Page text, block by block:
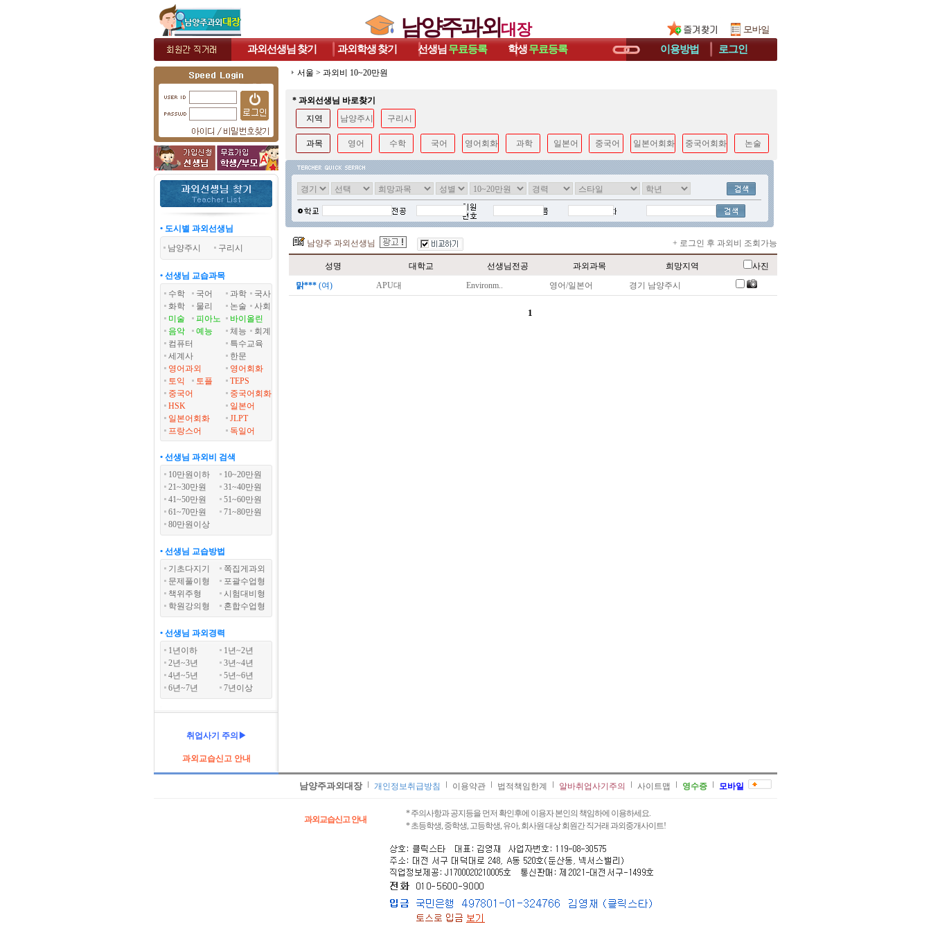
남양주과외대장
과외선생님 찾기 과외학생찾기 선생님 무료등록 학생무료등록 이용방법 로그인
• 도시별 과외선생님
남양주시
구리시
• 선생님 교습과목
수학
국어 과학
국사
화학
물리 논술
사회
미술
피아노
바이올린
음악
예능 체능
회계
컴퓨터
특수교육
세계사
한문
영어과외
영어회화
토익
토플
TEPS
중국어
중국어회화
HSK
일본어
일본어회화
JLPT
프랑스어
독일어
• 선생님 과외비 검색
10만원이하
10~20만원
21~30만원
31~40만원
41~50만원
51~60만원
61~70만원
71~80만원
80만원이상
• 선생님 교습방법
기초다지기
쪽집게과외
문제풀이형
포괄수업형
책위주형
시험대비형
학원강의형
혼합수업형
• 선생님 과외경력
1년이하
1년~2년
2년~3년
3년~4년
4년~5년
5년~6년
6년~7년
7년이상
취업사기 주의▶
과외교습신고 안내
서울 > 과외비 10~20만원
* 과외선생님 바로찾기
지역
남양주시 구리시
과목 영어 수학 국어 영어회화 과학 일본어 중국어 일본어회화 중국어회화 논술
남양주 과외선생님 + 로그인 후 과외비 조회가능
성명 대학교 선생님전공 과외과목 희망지역
사진
맑*** (여) APU대 Environm.. 영어/일본어 경기 남양주시
1
남양주과외대장 개인정보취급방침 이용약관 법적책임한계 알바취업사기주의 사이트맵 영수증 모바일
과외교습신고 안내
* 주의사항과 공지등을 먼저 확인후에 이용자 본인의 책임하에 이용하세요.
* 초등학생, 중학생, 고등학생, 유아, 회사원 대상 회원간 직거래 과외중개사이트!